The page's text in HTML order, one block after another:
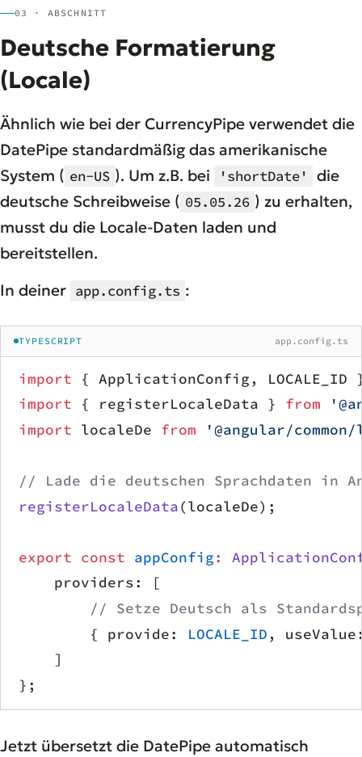
03 · ABSCHNITT
Deutsche Formatierung
(Locale)
Ähnlich wie bei der CurrencyPipe verwendet die
DatePipe standardmäßig das amerikanische
System ( en-US ). Um z.B. bei 'shortDate'
die
deutsche Schreibweise ( 05.05.26 ) zu erhalten,
musst du die Locale-Daten laden und
bereitstellen.
In deiner app.config.ts :
TYPESCRIPT app.config.ts
import { ApplicationConfig,
import { registerLocaleData } from
import localeDe from '@angular/
// Lade die deutschen Sprachdaten in
registerLocaleData(localeDe);
export const appConfig:
    providers: [
// Setze Deutsch als
        { provide:
LOCALE_ID,
    ]
};
Jetzt übersetzt die DatePipe automatisch